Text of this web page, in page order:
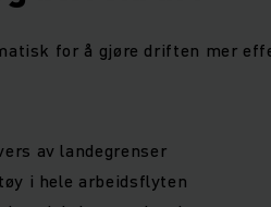
for å gjøre driften mer
av landegrenser
i hele arbeidsflyten